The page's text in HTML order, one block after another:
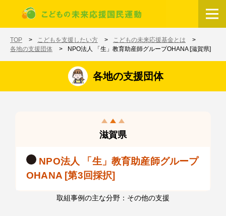
メインコンテンツに移動
TOP こどもを支援したい方
こどもの未来応援基金とは
各地の支援団体
NPO法人 「生」教育助産師グループOHANA [滋賀県]
各地の支援団体
滋賀県
NPO法人 「生」教育助産師グループ
OHANA [第3回採択]
取組事例の主な分野：その他の支援